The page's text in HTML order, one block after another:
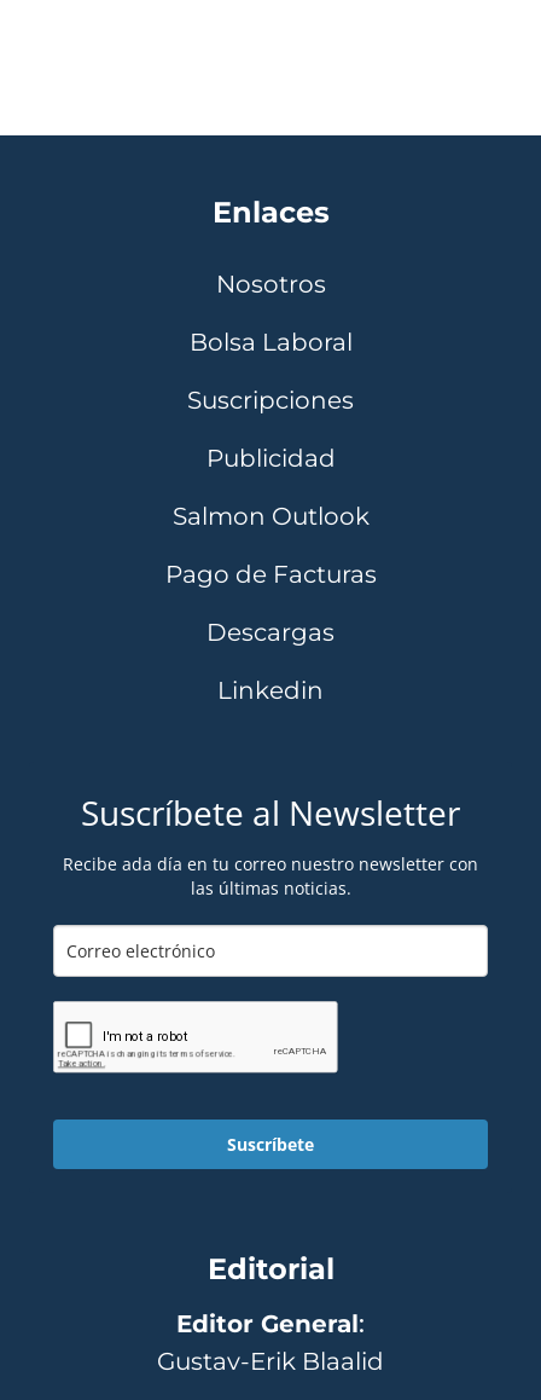
Enlaces
Nosotros
Bolsa Laboral
Suscripciones
Publicidad
Salmon Outlook
Pago de Facturas
Descargas
Linkedin
Suscríbete al Newsletter
Recibe ada día en tu correo nuestro newsletter con
las últimas noticias.
Suscríbete
Editorial
Editor General:
Gustav-Erik Blaalid